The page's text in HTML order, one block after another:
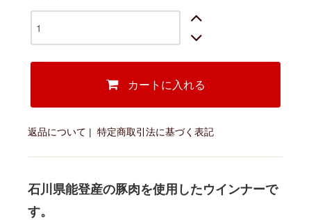
カートに入れる
返品について | 特定商取引法に基づく表記
石川県能登産の豚肉を使用したウインナーで
す。